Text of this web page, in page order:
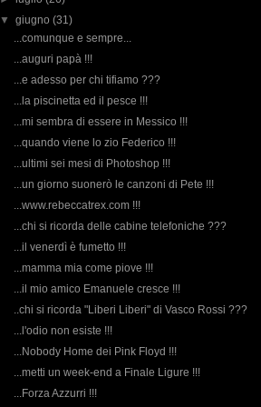
▼giugno(31)
...comunque e sempre...
...auguri papà !!!
...e adesso per chi tifiamo ???
...la piscinetta ed il pesce !!!
...mi sembra di essere in Messico !!!
...quando viene lo zio Federico !!!
...ultimi sei mesi di Photoshop !!!
...un giorno suonerò le canzoni di Pete !!!
...www.rebeccatrex.com !!!
...chi si ricorda delle cabine telefoniche ???
...il venerdì è fumetto !!!
...mamma mia come piove !!!
...il mio amico Emanuele cresce !!!
..chi si ricorda "Liberi Liberi" di Vasco Rossi ???
...l'odio non esiste !!!
...Nobody Home dei Pink Floyd !!!
...metti un week-end a Finale Ligure !!!
...Forza Azzurri !!!